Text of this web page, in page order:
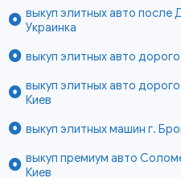
выкуп элитных авто после
Украинка
выкуп элитных авто дорого
выкуп элитных авто
Киев
выкуп элитных машин г.
выкуп премиум авто
Киев